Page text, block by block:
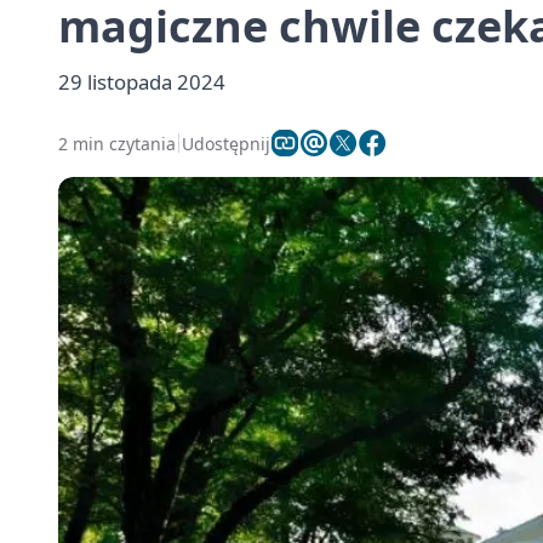
magiczne chwile
29 listopada 2024
2 min czytania Udostępnij